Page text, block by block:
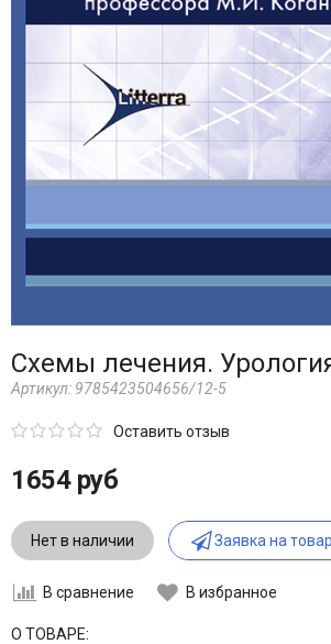
Схемы лечения.
Артикул: 9785423504656/12-5
Оставить отзыв
1654 руб
Нет в наличии Заявка на товар
В сравнение В избранное
О ТОВАРЕ: